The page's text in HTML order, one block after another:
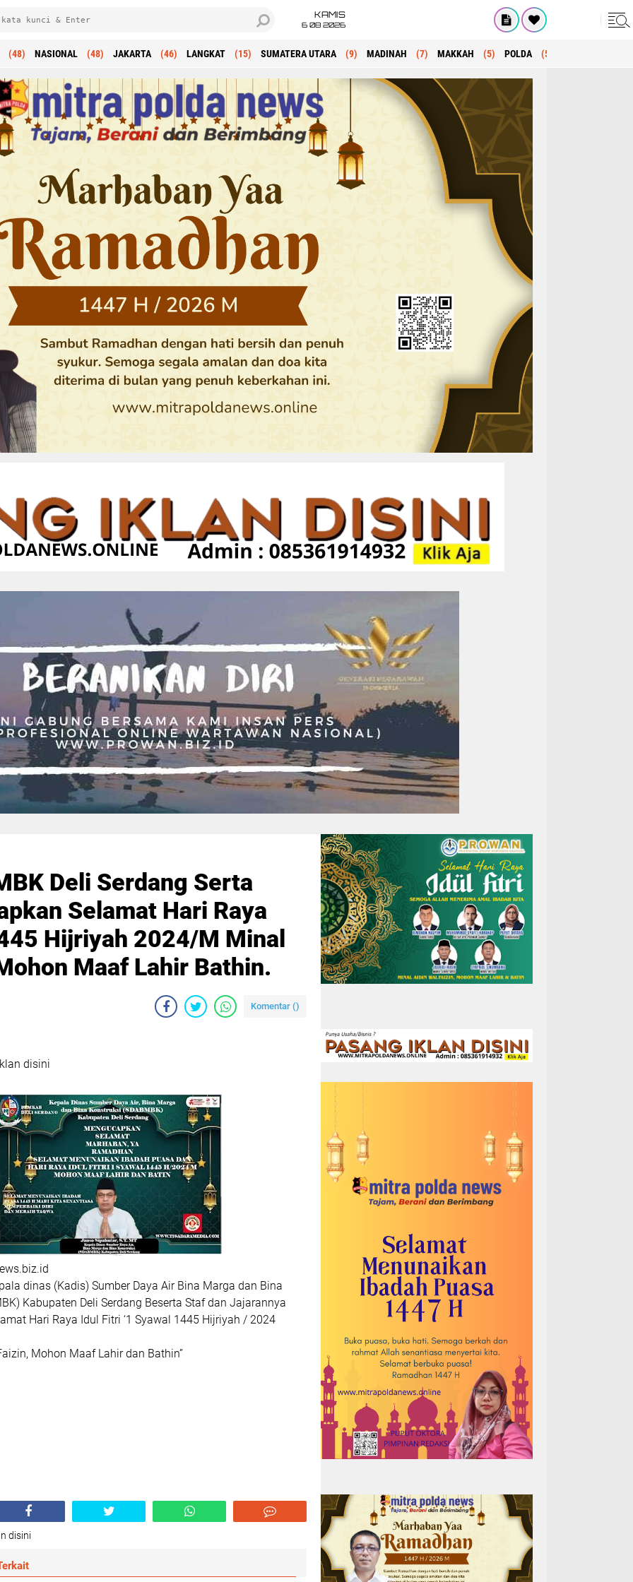
KAMIS
6 08 2026
(48) NASIONAL (48) JAKARTA (46) LANGKAT (15) SUMATERA UTARA (9) MADINAH (7) MAKKAH (5) POLDA (5)
Deli Serdang Serta
Selamat Hari Raya
Hijriyah 2024/M Minal
Maaf Lahir Bathin.
Komentar ()
disini
dinas (Kadis) Sumber Daya Air Bina Marga dan Bina
Kabupaten Deli Serdang Beserta Staf dan Jajarannya
Hari Raya Idul Fitri ‘1 Syawal 1445 Hijriyah / 2024
Mohon Maaf Lahir dan Bathin”
disini